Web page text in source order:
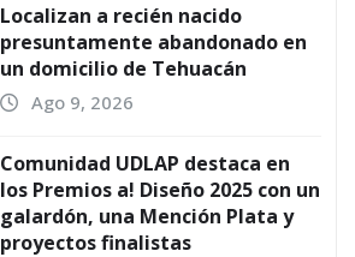
Localizan a recién nacido
presuntamente abandonado en
un domicilio de Tehuacán
Ago 9, 2026
Comunidad UDLAP destaca en
los Premios a! Diseño 2025 con un
galardón, una Mención Plata y
proyectos finalistas